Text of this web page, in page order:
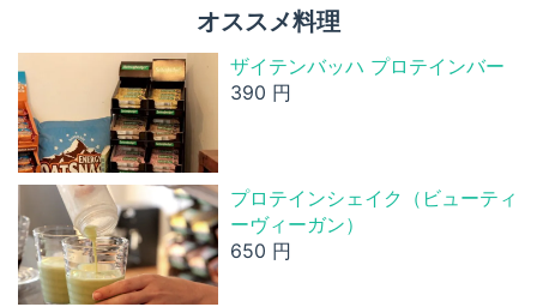
オススメ料理
ザイテンバッハ プロテインバー
390 円
プロテインシェイク（ビューティ
ーヴィーガン）
650 円